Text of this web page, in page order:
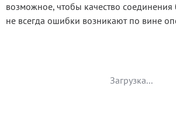
возможное, чтобы качество
не всегда ошибки возникают по вине
Загрузка...